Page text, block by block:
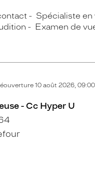
Spécialiste
Examen de
10 août 2026, 09:00
- Cc Hyper U